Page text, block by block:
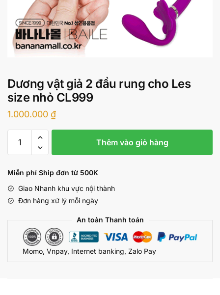
Dương vật giả 2 đầu rung cho Les
size nhỏ CL999
1.000.000 ₫
2
rung
cho
CL999
Thêm vào giỏ hàng
Miễn phí Ship đơn từ 500K
Giao Nhanh khu vực nội thành
Đơn hàng xử lý mỗi ngày
An toàn Thanh toán
Momo, Vnpay, Internet banking, Zalo Pay